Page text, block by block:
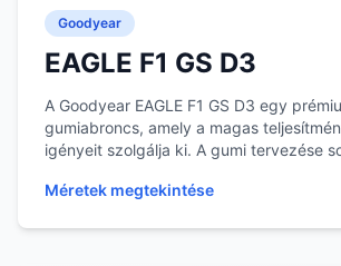
Goodyear
EAGLE F1 GS D3
A Goodyear EAGLE F1 GS D3 egy
gumiabroncs, amely a magas
igényeit szolgálja ki. A gumi tervezése
Méretek megtekintése